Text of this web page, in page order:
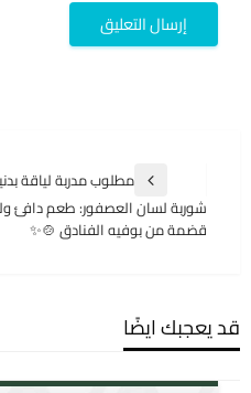
المقالات
المقالة
السابقة
مطلوب مدربة لياقة
المقالة
شوربة لسان العصفور: طعم دافئ
قضمة من بوفيه الفنادق 🍲✨
قد يعجبك ايضًا